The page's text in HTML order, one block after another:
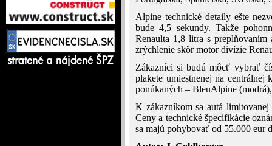
Alpine technické detaily ešte
bude 4,5 sekundy. Takže
Renaulta 1,8 litra s
zrýchlenie skôr motor divízie
Zákazníci si budú môcť vybrať
plakete umiestnenej na
ponúkaných – BleuAlpine
K zákazníkom sa autá
Ceny a technické špecifikácie
sa majú pohybovať od 55.000 eur